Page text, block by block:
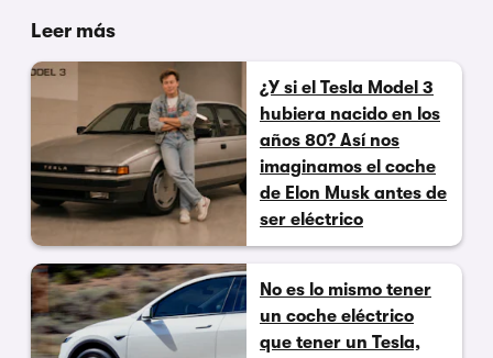
Leer más
¿Y si el Tesla Model 3
hubiera nacido en los
años 80? Así nos
imaginamos el coche
de Elon Musk antes de
ser eléctrico
No es lo mismo tener
un coche eléctrico
que tener un Tesla,